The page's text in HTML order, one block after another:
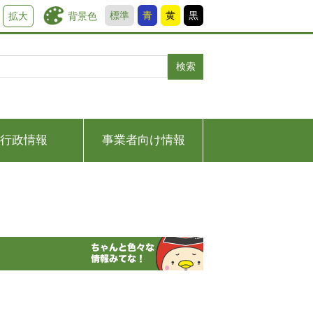
背景色 標準 青 黄 黒
拡大
検索
行政情報 事業者向け情報